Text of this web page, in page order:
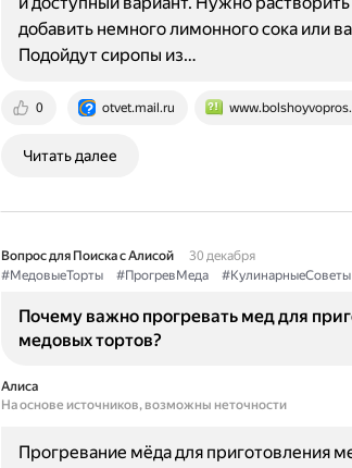
0 otvet.mail.ru
добавить немного лимонного сока или
Подойдут сиропы из…
Читать далее
Вопрос для Поиска с Алисой
30 декабря
#МедовыеТорты
#ПрогревМеда #КулинарныеСоветы
Почему важно прогревать мед для
медовых тортов?
Алиса
На основе источников, возможны неточности
Прогревание мёда для приготовления